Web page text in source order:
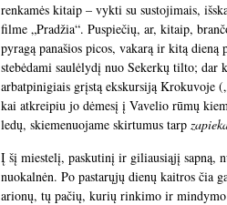
renkamės kitaip – vykti su sustojimais,
filme „Pradžia“. Puspiečių, ar, kitaip,
pyragą panašios picos, vakarą ir kitą
stebėdami saulėlydį nuo Sekerkų tilto;
arbatpinigiais grįstą ekskursiją Krokuvoje
kai atkreipiu jo dėmesį į Vavelio rūmų
ledų, skiemenuojame skirtumus tarp
Į šį miestelį, paskutinį ir giliausiąjį sapną,
nuokalnėn. Po pastarųjų dienų kaitros čia
arionų, tų pačių, kurių rinkimo ir